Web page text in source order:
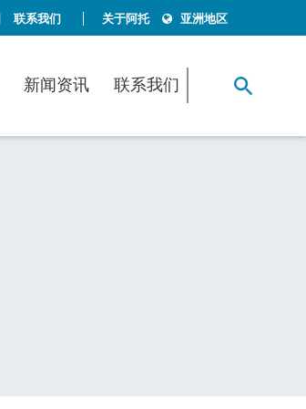
联系我们 关于阿托 亚洲地区
新闻资讯 联系我们